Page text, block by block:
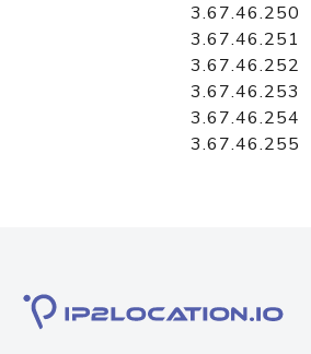
3.67.46.250
3.67.46.251
3.67.46.252
3.67.46.253
3.67.46.254
3.67.46.255